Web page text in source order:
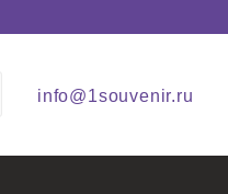
info@1souvenir.ru